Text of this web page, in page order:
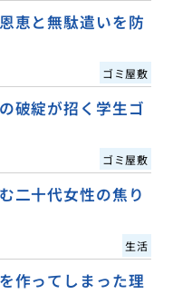
恵と無駄遣いを防
ゴミ屋敷
破綻が招く学生ゴ
ゴミ屋敷
二十代女性の焦り
生活
作ってしまった理